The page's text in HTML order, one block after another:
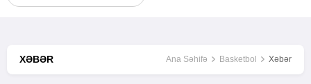
XƏBƏR Ana Səhifə Basketbol Xəbər